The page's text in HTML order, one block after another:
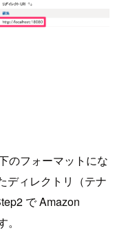
のフォーマットにな
ディレクトリ（テナ
で Amazon